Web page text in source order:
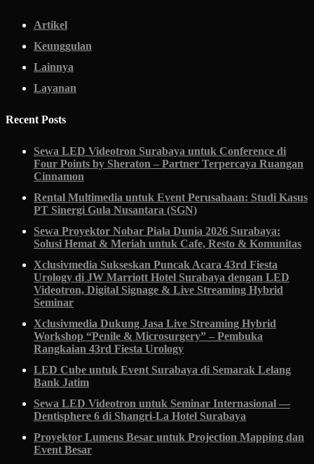
Artikel
Keunggulan
Lainnya
Layanan
Recent Posts
Sewa LED Videotron Surabaya untuk Conference di
Four Points by Sheraton – Partner Terpercaya Ruangan
Cinnamon
Rental Multimedia untuk Event Perusahaan: Studi Kasus
PT Sinergi Gula Nusantara (SGN)
Sewa Proyektor Nobar Piala Dunia 2026 Surabaya:
Solusi Hemat & Meriah untuk Cafe, Resto & Komunitas
Xclusivmedia Sukseskan Puncak Acara 43rd Fiesta
Urology di JW Marriott Hotel Surabaya dengan LED
Videotron, Digital Signage & Live Streaming Hybrid
Seminar
Xclusivmedia Dukung Jasa Live Streaming Hybrid
Workshop “Penile & Microsurgery” – Pembuka
Rangkaian 43rd Fiesta Urology
LED Cube untuk Event Surabaya di Semarak Lelang
Bank Jatim
Sewa LED Videotron untuk Seminar Internasional —
Dentisphere 6 di Shangri-La Hotel Surabaya
Proyektor Lumens Besar untuk Projection Mapping dan
Event Besar